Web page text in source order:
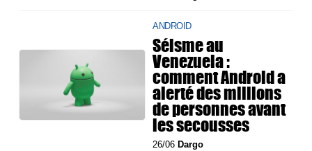
ANDROID
Séisme au
Venezuela :
comment Android a
alerté des millions
de personnes avant
les secousses
26/06Dargo